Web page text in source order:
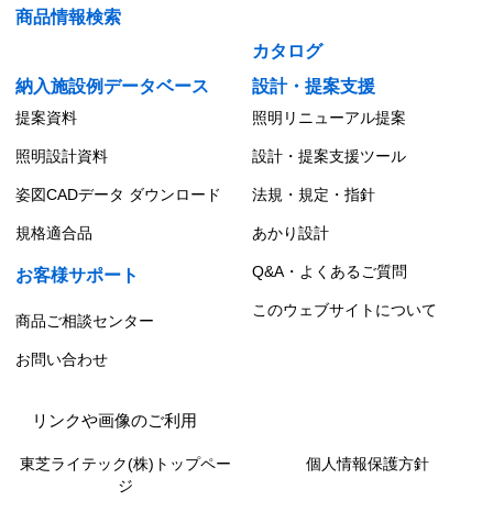
商品情報検索
カタログ
納入施設例データベース
設計・提案支援
提案資料 照明リニューアル提案
照明設計資料 設計・提案支援ツール
姿図CADデータ ダウンロード 法規・規定・指針
規格適合品 あかり設計
お客様サポート Q&A・よくあるご質問
商品ご相談センター
このウェブサイトについて
お問い合わせ
リンクや画像のご利用
東芝ライテック(株)トップペー
ジ
個人情報保護方針